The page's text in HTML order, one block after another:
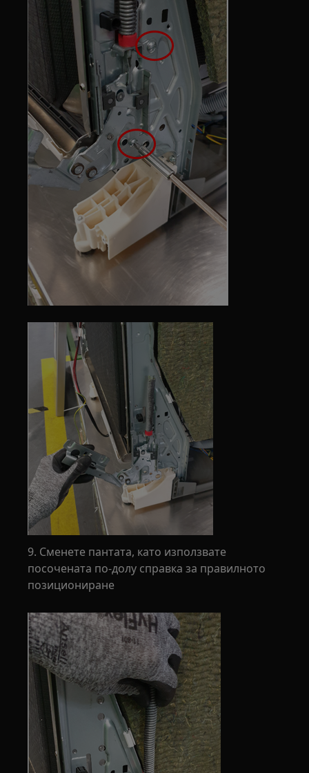
9. Сменете пантата, като използвате
посочената по-долу справка за правилното
позициониране